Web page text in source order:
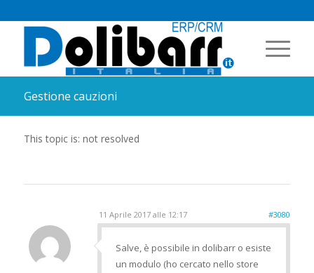
Gestione cauzioni
This topic is: not resolved
11 Aprile 2017 alle 12:17 #3080
Salve, è possibile in dolibarr o esiste
un modulo (ho cercato nello store